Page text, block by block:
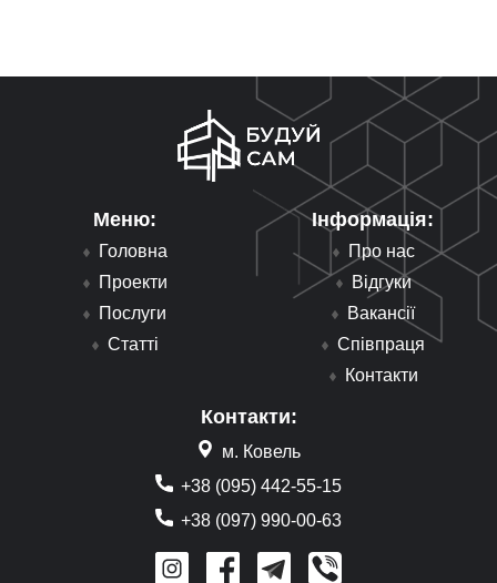
Меню:
Головна
Проекти
Послуги
Статті
Інформація:
Про нас
Відгуки
Вакансії
Співпраця
Контакти
Контакти:
м. Ковель
+38 (095) 442-55-15
+38 (097) 990-00-63